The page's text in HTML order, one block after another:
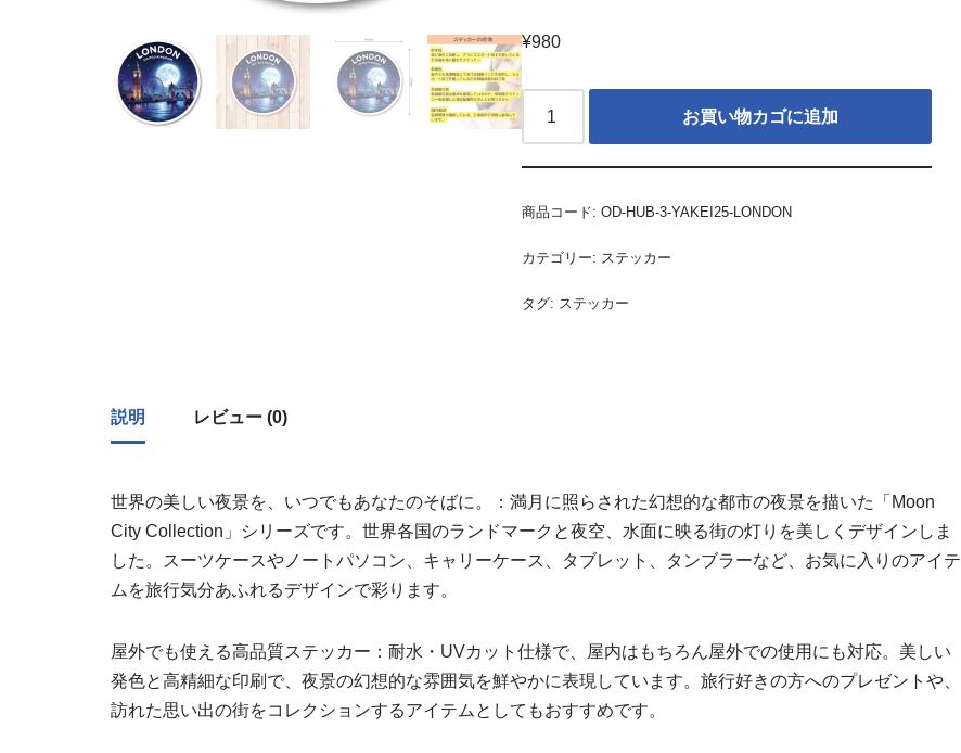
¥980
お買い物カゴに追加
商品コード: OD-HUB-3-YAKEI25-LONDON
カテゴリー: ステッカー
タグ: ステッカー
説明 レビュー (0)
世界の美しい夜景を、いつでもあなたのそばに。：満月に照らされた幻想的な都市の夜景を描いた「Moon
City Collection」シリーズです。世界各国のランドマークと夜空、水面に映る街の灯りを美しくデザインしま
した。スーツケースやノートパソコン、キャリーケース、タブレット、タンブラーなど、お気に入りのアイテ
ムを旅行気分あふれるデザインで彩ります。
屋外でも使える高品質ステッカー：耐水・UVカット仕様で、屋内はもちろん屋外での使用にも対応。美しい
発色と高精細な印刷で、夜景の幻想的な雰囲気を鮮やかに表現しています。旅行好きの方へのプレゼントや、
訪れた思い出の街をコレクションするアイテムとしてもおすすめです。